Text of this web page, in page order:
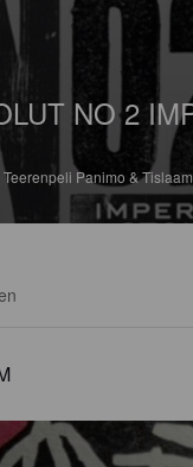
NO 2
Teerenpeli Panimo &